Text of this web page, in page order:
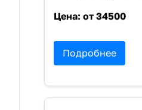
Цена: от 34500
Подробнее